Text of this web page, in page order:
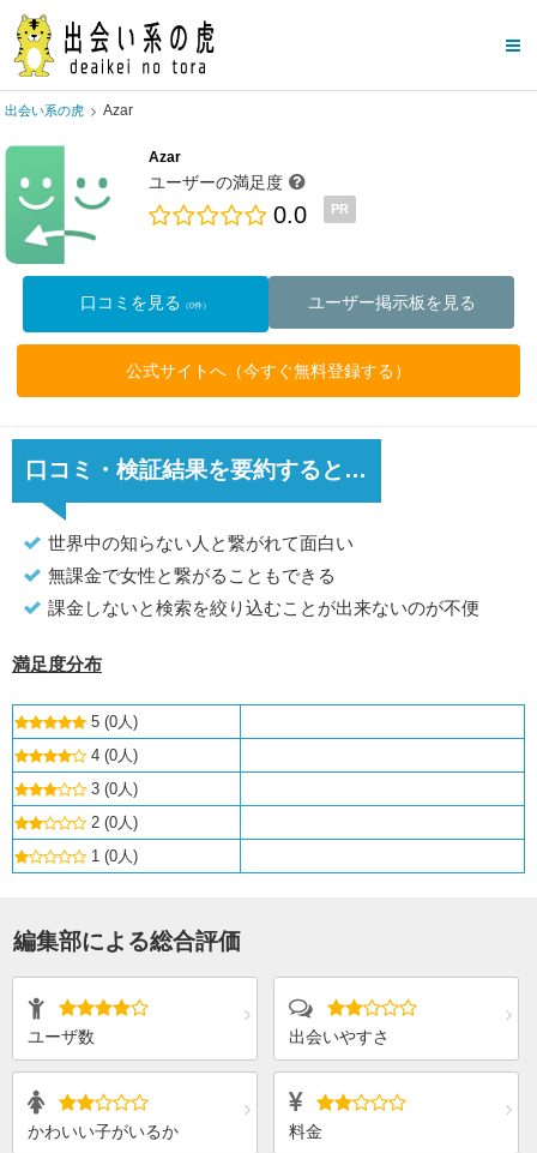
出会い系の虎 Azar
Azar
ユーザーの満足度
0.0 PR
口コミを見る （0件） ユーザー掲示板を見る
公式サイトへ（今すぐ無料登録する）
口コミ・検証結果を要約すると…
世界中の知らない人と繋がれて面白い
無課金で女性と繋がることもできる
課金しないと検索を絞り込むことが出来ないのが不便
満足度分布
5 (0人)
4 (0人)
3 (0人)
2 (0人)
1 (0人)
編集部による総合評価
ユーザ数 出会いやすさ
かわいい子がいるか 料金